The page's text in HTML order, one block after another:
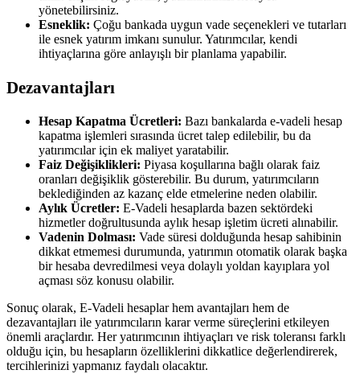
yönetebilirsiniz.
Esneklik: Çoğu bankada uygun vade seçenekleri ve tutarları
ile esnek yatırım imkanı sunulur. Yatırımcılar, kendi
ihtiyaçlarına göre anlayışlı bir planlama yapabilir.
Dezavantajları
Hesap Kapatma Ücretleri: Bazı bankalarda e-vadeli hesap
kapatma işlemleri sırasında ücret talep edilebilir, bu da
yatırımcılar için ek maliyet yaratabilir.
Faiz Değişiklikleri: Piyasa koşullarına bağlı olarak faiz
oranları değişiklik gösterebilir. Bu durum, yatırımcıların
beklediğinden az kazanç elde etmelerine neden olabilir.
Aylık Ücretler: E-Vadeli hesaplarda bazen sektördeki
hizmetler doğrultusunda aylık hesap işletim ücreti alınabilir.
Vadenin Dolması: Vade süresi dolduğunda hesap sahibinin
dikkat etmemesi durumunda, yatırımın otomatik olarak başka
bir hesaba devredilmesi veya dolaylı yoldan kayıplara yol
açması söz konusu olabilir.
Sonuç olarak, E-Vadeli hesaplar hem avantajları hem de
dezavantajları ile yatırımcıların karar verme süreçlerini etkileyen
önemli araçlardır. Her yatırımcının ihtiyaçları ve risk toleransı farklı
olduğu için, bu hesapların özelliklerini dikkatlice değerlendirerek,
tercihlerinizi yapmanız faydalı olacaktır.